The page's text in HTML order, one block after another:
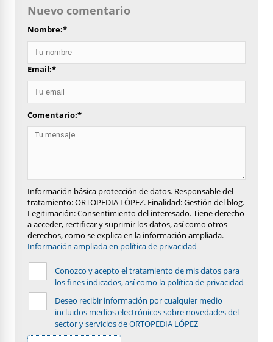
Nuevo comentario
Nombre:*
Email:*
Comentario:*
Información básica protección de datos. Responsable del
tratamiento: ORTOPEDIA LÓPEZ. Finalidad: Gestión del blog.
Legitimación: Consentimiento del interesado. Tiene derecho
a acceder, rectificar y suprimir los datos, así como otros
derechos, como se explica en la información ampliada.
Información ampliada en política de privacidad
Conozco y acepto el tratamiento de mis datos para
los fines indicados, así como la política de privacidad
Deseo recibir información por cualquier medio
incluidos medios electrónicos sobre novedades del
sector y servicios de ORTOPEDIA LÓPEZ